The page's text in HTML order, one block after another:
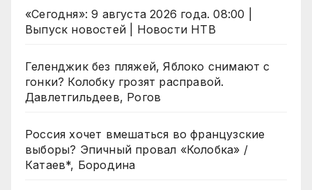
«Сегодня»: 9 августа 2026 года. 08:00 |
Выпуск новостей | Новости НТВ
Геленджик без пляжей, Яблоко снимают с
гонки? Колобку грозят расправой.
Давлетгильдеев, Рогов
Россия хочет вмешаться во французские
выборы? Эпичный провал «Колобка» /
Катаев*, Бородина